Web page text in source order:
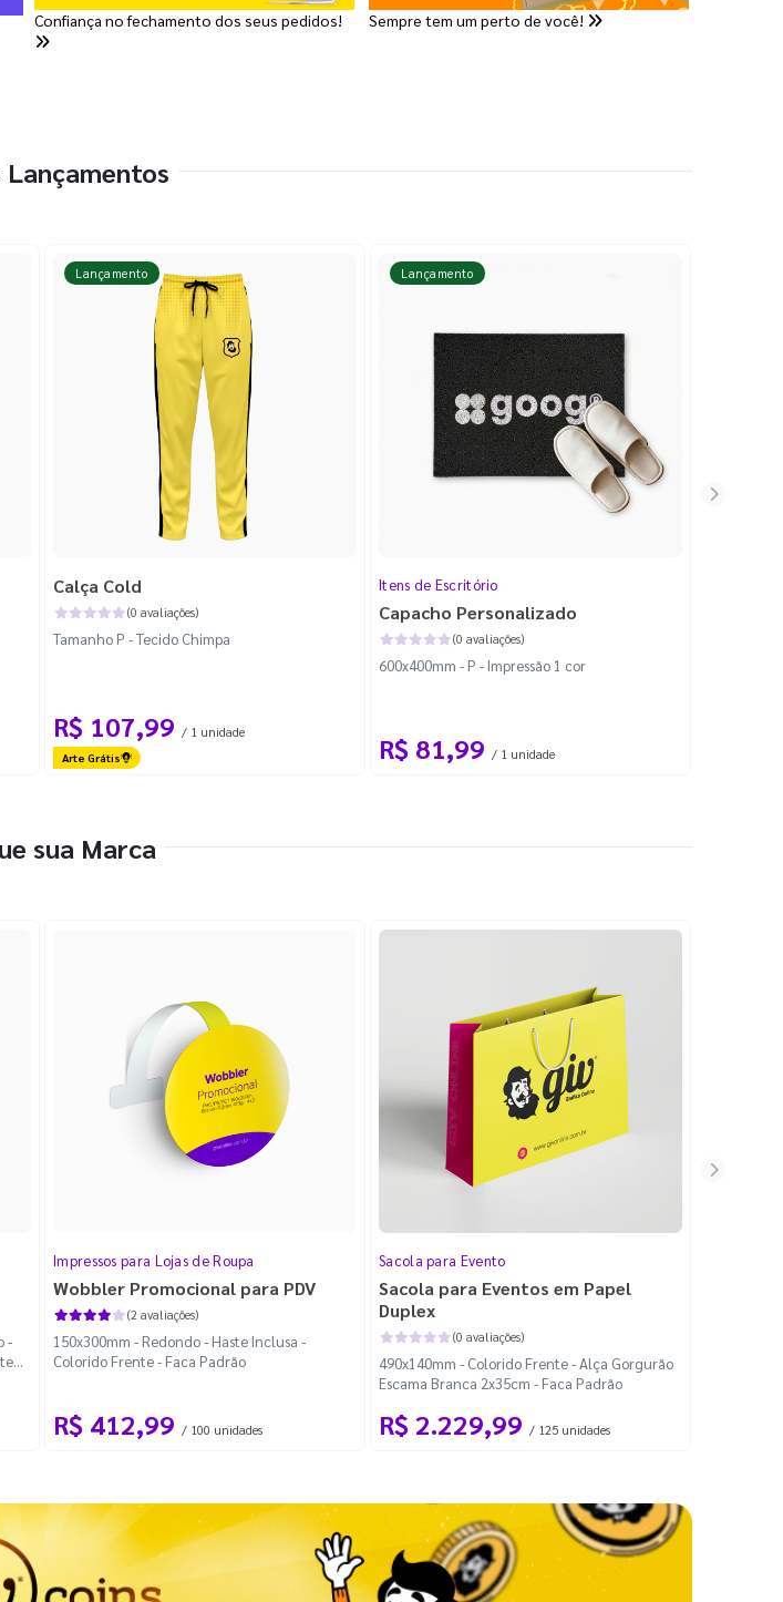
Confiança no fechamento dos seus pedidos! Sempre tem um perto de você!
Lançamento
Calça Cold
(0 avaliações)
Tamanho P - Tecido Chimpa
R$ 107,99 / 1 unidade
Arte Grátis
Lançamento
Itens de Escritório
Capacho Personalizado
(0 avaliações)
600x400mm - P - Impressão 1 cor
R$ 81,99 / 1 unidade
sua Marca
-
Impressos para Lojas de Roupa
Wobbler Promocional para PDV
(2 avaliações)
150x300mm - Redondo - Haste Inclusa -
Colorido Frente - Faca Padrão
R$ 412,99 / 100 unidades
Sacola para Evento
Sacola para Eventos em Papel
Duplex
(0 avaliações)
490x140mm - Colorido Frente - Alça Gorgurão
Escama Branca 2x35cm - Faca Padrão
R$ 2.229,99 / 125 unidades